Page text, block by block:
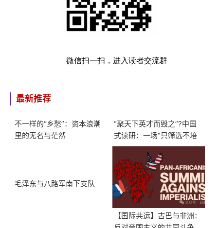
微信扫一扫，进入读者交流群
最新推荐
不一样的“乡愁”：资本浪潮
里的无名与茫然
“聚天下英才而毁之”?中国
式读研：一场“只筛选不培
养”的大型服从性测试
毛泽东与八路军南下支队
【国际共运】古巴与非洲：